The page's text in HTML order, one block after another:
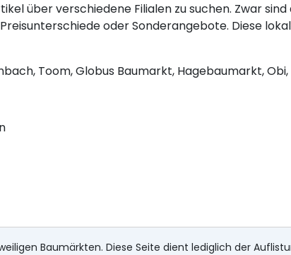
über verschiedene Filialen zu suchen. Zwar
oder Sonderangebote. Diese
Toom, Globus Baumarkt, Hagebaumarkt,
Baumärkten. Diese Seite dient lediglich der